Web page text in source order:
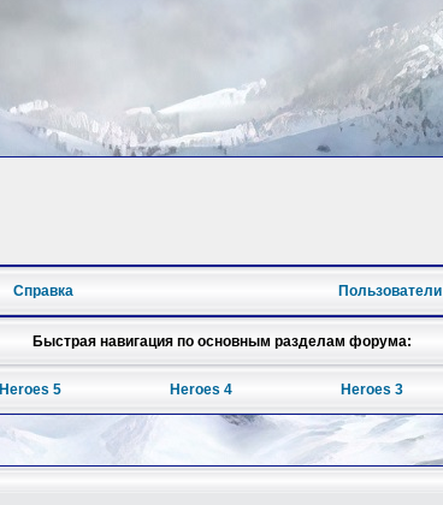
Справка Пользователи
Быстрая навигация по основным разделам форума:
Heroes 5 Heroes 4 Heroes 3